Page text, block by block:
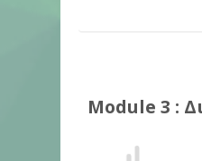
Module 3 :